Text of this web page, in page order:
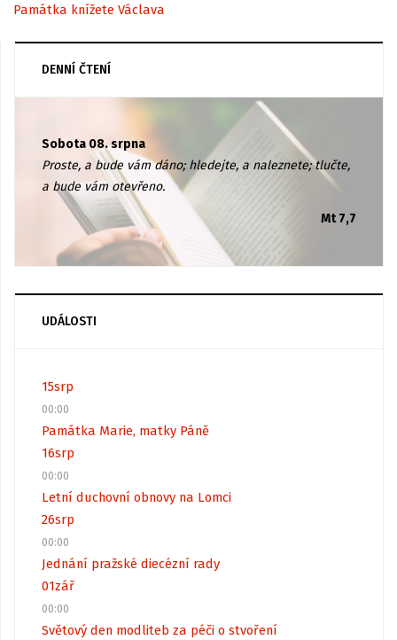
Památka knížete Václava
DENNÍ ČTENÍ
Sobota 08. srpna
Proste, a bude vám dáno; hledejte, a naleznete; tlučte,
a bude vám otevřeno.
Mt 7,7
UDÁLOSTI
15srp
00:00
Památka Marie, matky Páně
16srp
00:00
Letní duchovní obnovy na Lomci
26srp
00:00
Jednání pražské diecézní rady
01zář
00:00
Světový den modliteb za péči o stvoření